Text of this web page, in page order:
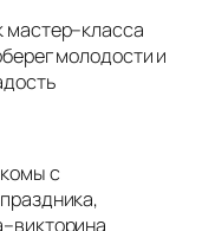
молодости и
с